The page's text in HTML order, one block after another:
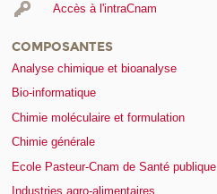
Accès à l'intraCnam
COMPOSANTES
Analyse chimique et bioanalyse
Bio-informatique
Chimie moléculaire et formulation
Chimie générale
Ecole Pasteur-Cnam de Santé publique
Industries agro-alimentaires